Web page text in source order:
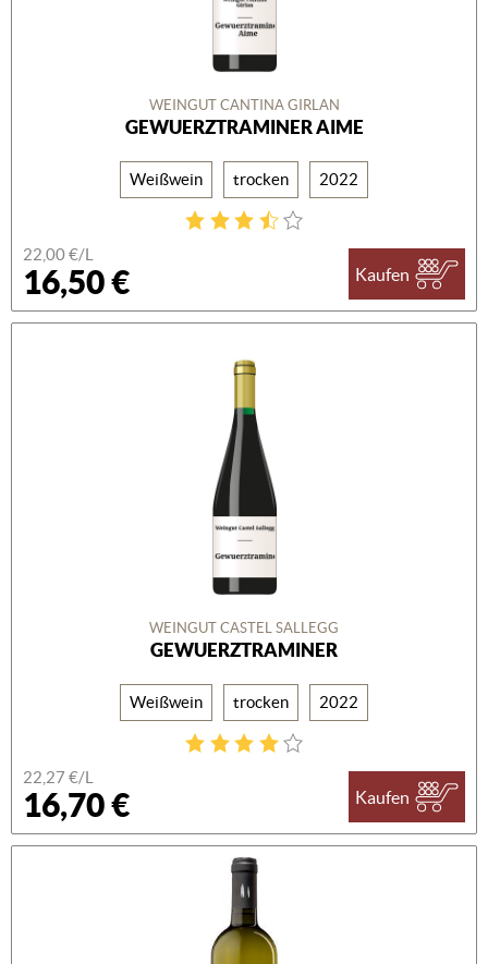
WEINGUT CANTINA GIRLAN
GEWUERZTRAMINER AIME
Weißwein trocken 2022
22,00 €/L
16,50 € Kaufen
WEINGUT CASTEL SALLEGG
GEWUERZTRAMINER
Weißwein trocken 2022
22,27 €/L
16,70 € Kaufen